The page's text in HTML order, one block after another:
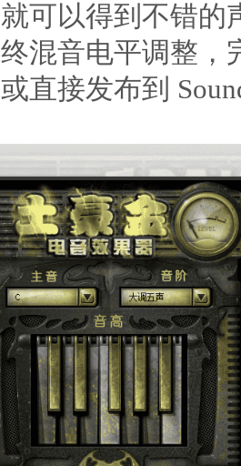
可以得到不错的
混音电平调整，
直接发布到